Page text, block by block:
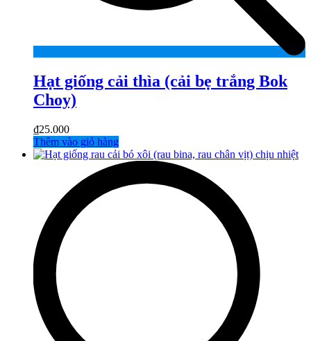
Hạt giống cải thìa (cải bẹ trắng Bok
Choy)
₫25.000
Thêm vào giỏ hàng